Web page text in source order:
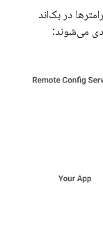
در بک‌اند
می‌شوند: